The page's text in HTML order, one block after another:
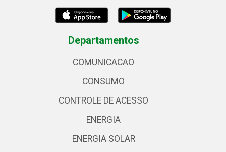
Departamentos
COMUNICACAO
CONSUMO
CONTROLE DE ACESSO
ENERGIA
ENERGIA SOLAR